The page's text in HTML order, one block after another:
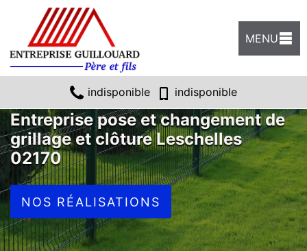
MENU
indisponible indisponible
Entreprise pose et changement de
grillage et clôture Leschelles
02170
NOS RÉALISATIONS